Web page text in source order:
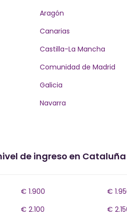
Aragón
Canarias
Castilla-La Mancha
Comunidad de Madrid
Galicia
Navarra
de ingreso en Cataluña
€ 1.900 €
€ 2.100 €